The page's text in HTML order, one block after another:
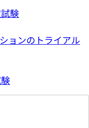
験
ョンのトライアル